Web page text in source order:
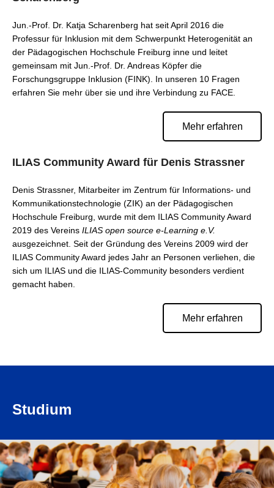
Jun.-Prof. Dr. Katja Scharenberg hat seit April 2016 die
Professur für Inklusion mit dem Schwerpunkt Heterogenität an
der Pädagogischen Hochschule Freiburg inne und leitet
gemeinsam mit Jun.-Prof. Dr. Andreas Köpfer die
Forschungsgruppe Inklusion (FINK). In unseren 10 Fragen
erfahren Sie mehr über sie und ihre Verbindung zu FACE.
Mehr erfahren
ILIAS Community Award für Denis Strassner
Denis Strassner, Mitarbeiter im Zentrum für Informations- und
Kommunikationstechnologie (ZIK) an der Pädagogischen
Hochschule Freiburg, wurde mit dem ILIAS Community Award
2019 des Vereins ILIAS open source e-Learning e.V.
ausgezeichnet. Seit der Gründung des Vereins 2009 wird der
ILIAS Community Award jedes Jahr an Personen verliehen, die
sich um ILIAS und die ILIAS-Community besonders verdient
gemacht haben.
Mehr erfahren
Studium